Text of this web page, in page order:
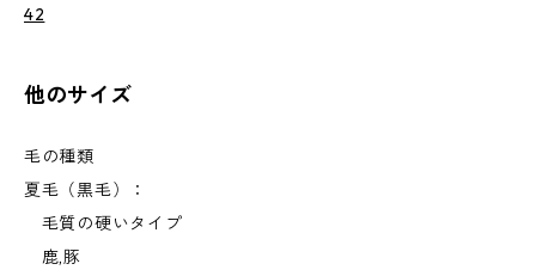
42
他のサイズ
毛の種類
夏毛（黒毛）：
毛質の硬いタイプ
鹿,豚